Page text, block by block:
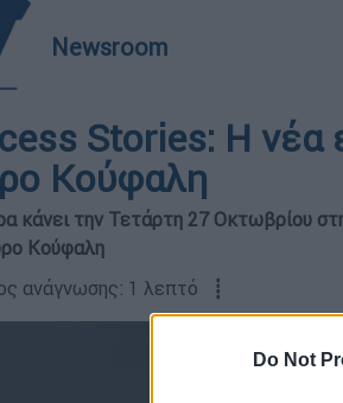
Do Not
Newsroom
Stories: H νέα
Κούφαλη
κάνει την Τετάρτη 27 Οκτωβρίου
Κούφαλη
ανάγνωσης: 1 λεπτό ┋